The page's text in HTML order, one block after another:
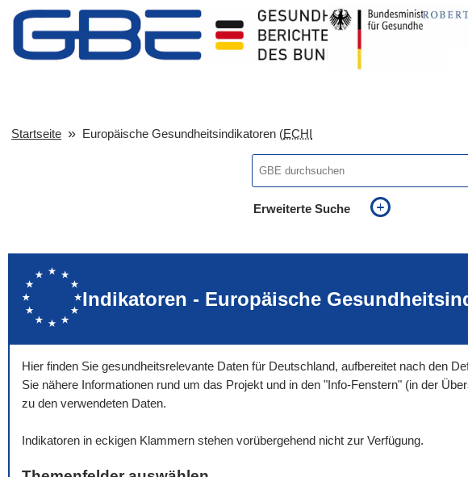
Startseite Europäische Gesundheitsindikatoren (ECHI
Erweiterte Suche
Indikatoren - Europäische
Hier finden Sie gesundheitsrelevante Daten für Deutschland, aufbereitet nach den
Sie nähere Informationen rund um das Projekt und in den "Info-Fenstern" (in der
zu den verwendeten Daten.
Indikatoren in eckigen Klammern stehen vorübergehend nicht zur Verfügung.